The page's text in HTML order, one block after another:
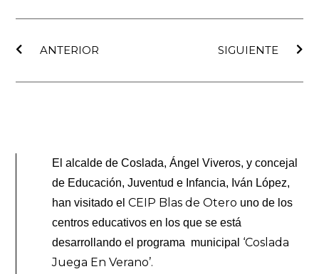
ANTERIOR
SIGUIENTE
El alcalde de Coslada, Ángel Viveros, y concejal
de Educación, Juventud e Infancia, Iván López,
han visitado elCEIP Blas de Otero uno de los
centros educativos en los que se está
desarrollando el programa municipal ‘Coslada
Juega En Verano’.